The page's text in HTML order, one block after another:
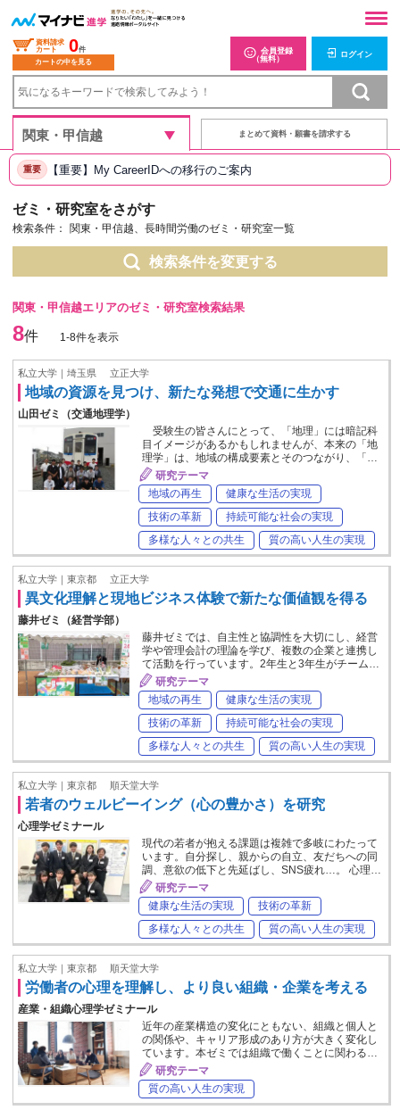
資料請求
カート
0件
カートの中を見る
会員登録
（無料）
ログイン
まとめて資料・願書を請求する
重要 【重要】My CareerIDへの移行のご案内
ゼミ・研究室をさがす
検索条件： 関東・甲信越、長時間労働のゼミ・研究室一覧
検索条件を変更する
関東・甲信越エリアのゼミ・研究室検索結果
8件 1-8件を表示
私立大学｜埼玉県 立正大学
地域の資源を見つけ、新たな発想で交通に生かす
山田ゼミ（交通地理学）
受験生の皆さんにとって、「地理」には暗記科
目イメージがあるかもしれませんが、本来の「地
理学」は、地域の構成要素とそのつながり、「…
研究テーマ
地域の再生
健康な生活の実現
技術の革新
持続可能な社会の実現
多様な人々との共生
質の高い人生の実現
私立大学｜東京都 立正大学
異文化理解と現地ビジネス体験で新たな価値観を得る
藤井ゼミ（経営学部）
藤井ゼミでは、自主性と協調性を大切にし、経営
学や管理会計の理論を学び、複数の企業と連携し
て活動を行っています。2年生と3年生がチーム…
研究テーマ
地域の再生
健康な生活の実現
技術の革新
持続可能な社会の実現
多様な人々との共生
質の高い人生の実現
私立大学｜東京都 順天堂大学
若者のウェルビーイング（心の豊かさ）を研究
心理学ゼミナール
現代の若者が抱える課題は複雑で多岐にわたって
います。自分探し、親からの自立、友だちへの同
調、意欲の低下と先延ばし、SNS疲れ…。 心理…
研究テーマ
健康な生活の実現
技術の革新
多様な人々との共生
質の高い人生の実現
私立大学｜東京都 順天堂大学
労働者の心理を理解し、より良い組織・企業を考える
産業・組織心理学ゼミナール
近年の産業構造の変化にともない、組織と個人と
の関係や、キャリア形成のあり方が大きく変化し
ています。本ゼミでは組織で働くことに関わる…
研究テーマ
質の高い人生の実現